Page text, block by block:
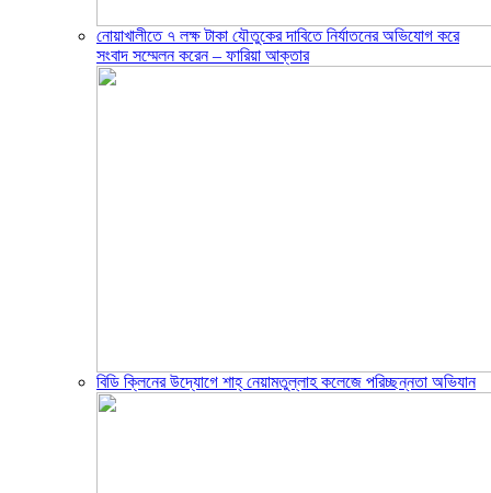
নোয়াখালীতে ৭ লক্ষ টাকা যৌতুকের দাবিতে নির্যাতনের অভিযোগ করে
সংবাদ সম্মেলন করেন – ফারিয়া আক্তার
বিডি ক্লিনের উদ্যোগে শাহ্ নেয়ামতুল্লাহ কলেজে পরিচ্ছন্নতা অভিযান